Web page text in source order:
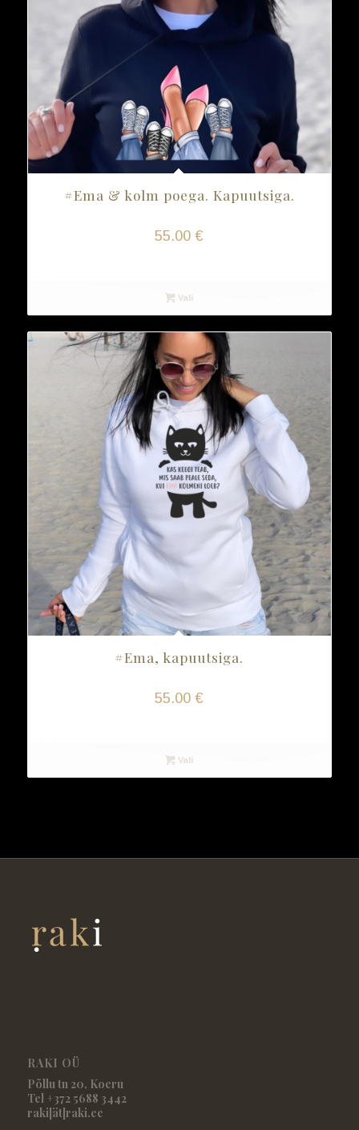
#Ema & kolm poega. Kapuutsiga.
55.00€
Vali
#Ema, kapuutsiga.
55.00€
Vali
RAKI OÜ
Põllu tn 20, Koeru
Tel +372 5688 3442
raki[ät]raki.ee